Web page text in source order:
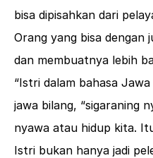
bisa dipisahkan dari
Orang yang bisa dengan
dan membuatnya lebih
“Istri dalam bahasa
jawa bilang, “sigaraning
nyawa atau hidup kita.
Istri bukan hanya jadi